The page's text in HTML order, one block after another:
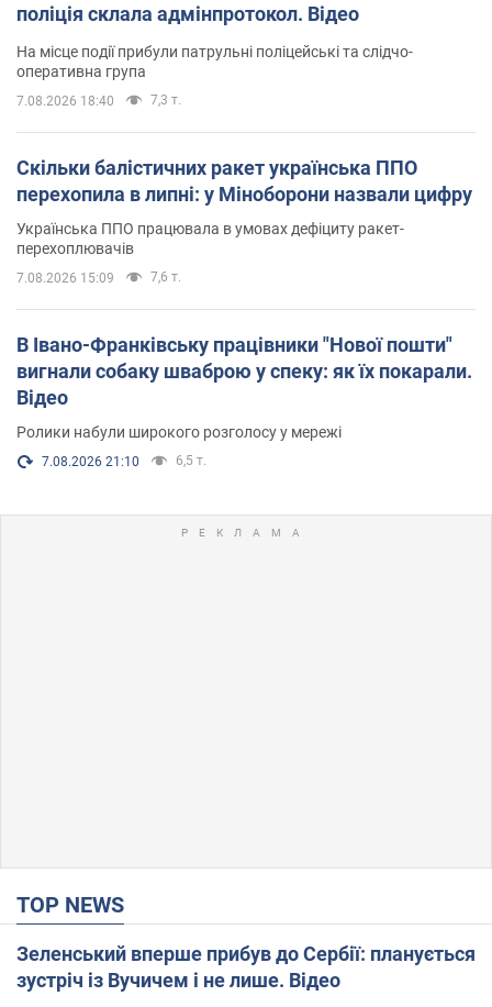
поліція склала адмінпротокол. Відео
На місце події прибули патрульні поліцейські та слідчо-
оперативна група
7.08.2026 18:40 7,3 т.
Скільки балістичних ракет українська ППО
перехопила в липні: у Міноборони назвали цифру
Українська ППО працювала в умовах дефіциту ракет-
перехоплювачів
7.08.2026 15:09 7,6 т.
В Івано-Франківську працівники "Нової пошти"
вигнали собаку шваброю у спеку: як їх покарали.
Відео
Ролики набули широкого розголосу у мережі
7.08.2026 21:10 6,5 т.
TOP NEWS
Зеленський вперше прибув до Сербії: планується
зустріч із Вучичем і не лише. Відео